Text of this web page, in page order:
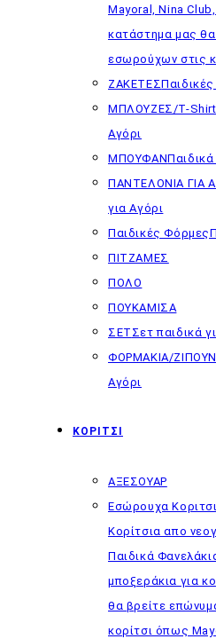
Mayoral, Nina
κατάστημα μας θα
εσωρούχων στις
ΖΑΚΕΤΕΣ
ΜΠΛΟΥΖΕΣ/T-Shirt
Αγόρι
ΜΠΟΥΦΑΝ
ΠΑΝΤΕΛΟΝΙΑ ΓΙΑ
για Αγόρι
Παιδικές Φόρμες
ΠΙΤΖΑΜΕΣ
ΠΟΛΟ
ΠΟΥΚΑΜΙΣΑ
ΣΕΤ Σετ παιδικά
ΦΟΡΜΑΚΙΑ/
Αγόρι
ΚΟΡΙΤΣΙ
ΑΞΕΣΟΥΑΡ
Εσώρουχα
Κορίτσια απο
Παιδικά
μποξεράκια για
θα βρείτε
κορίτσι όπως